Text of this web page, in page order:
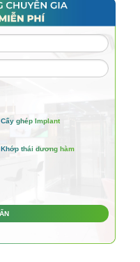
Cấy ghép Implant
Khớp thái dương hàm